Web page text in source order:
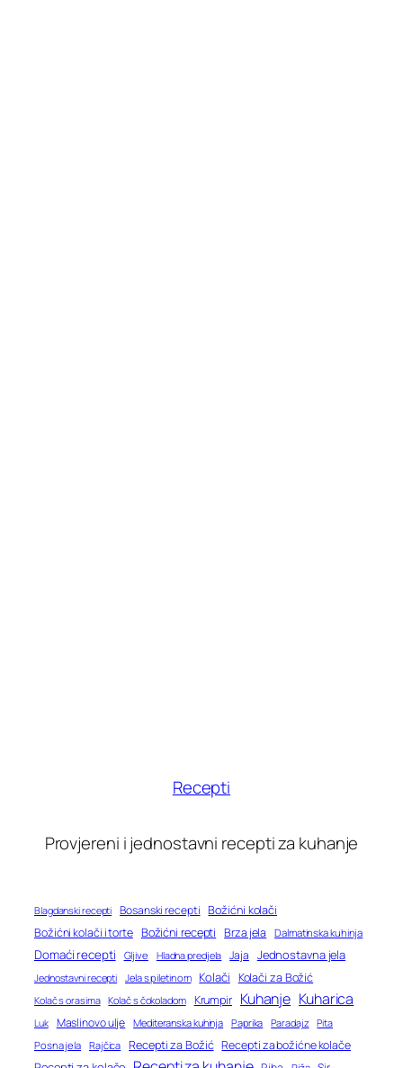
Recepti
Provjereni i jednostavni recepti za kuhanje
Blagdanski recepti Bosanski recepti Božićni kolači
Božićni kolači i torte Božićni recepti Brza jela Dalmatinska kuhinja
Domaći recepti Gljive Hladna predjela Jaja Jednostavna jela
Jednostavni recepti Jela s piletinom Kolači Kolači za Božić
Kolač s orasima Kolač s čokoladom Krumpir Kuhanje Kuharica
Luk Maslinovo ulje Mediteranska kuhinja Paprika Paradajz Pita
Posna jela Rajčica Recepti za Božić Recepti za božićne kolače